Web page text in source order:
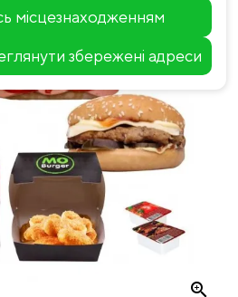
місцезнаходженням
збережені адреси
zoom_in